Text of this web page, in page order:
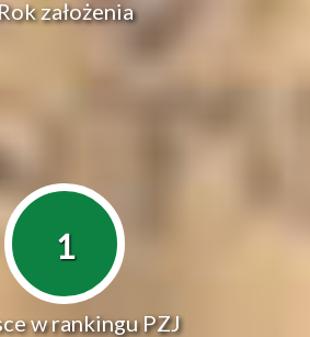
założenia
1
w rankingu PZJ